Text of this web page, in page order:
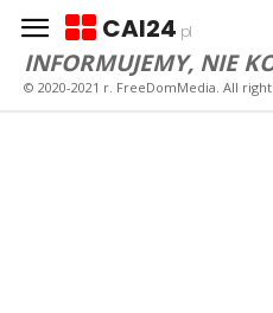
CAI24 pl
INFORMUJEMY, NIE
© 2020-2021 r. FreeDomMedia. All